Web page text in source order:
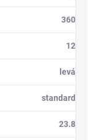
360
12
levá
standard
23.8